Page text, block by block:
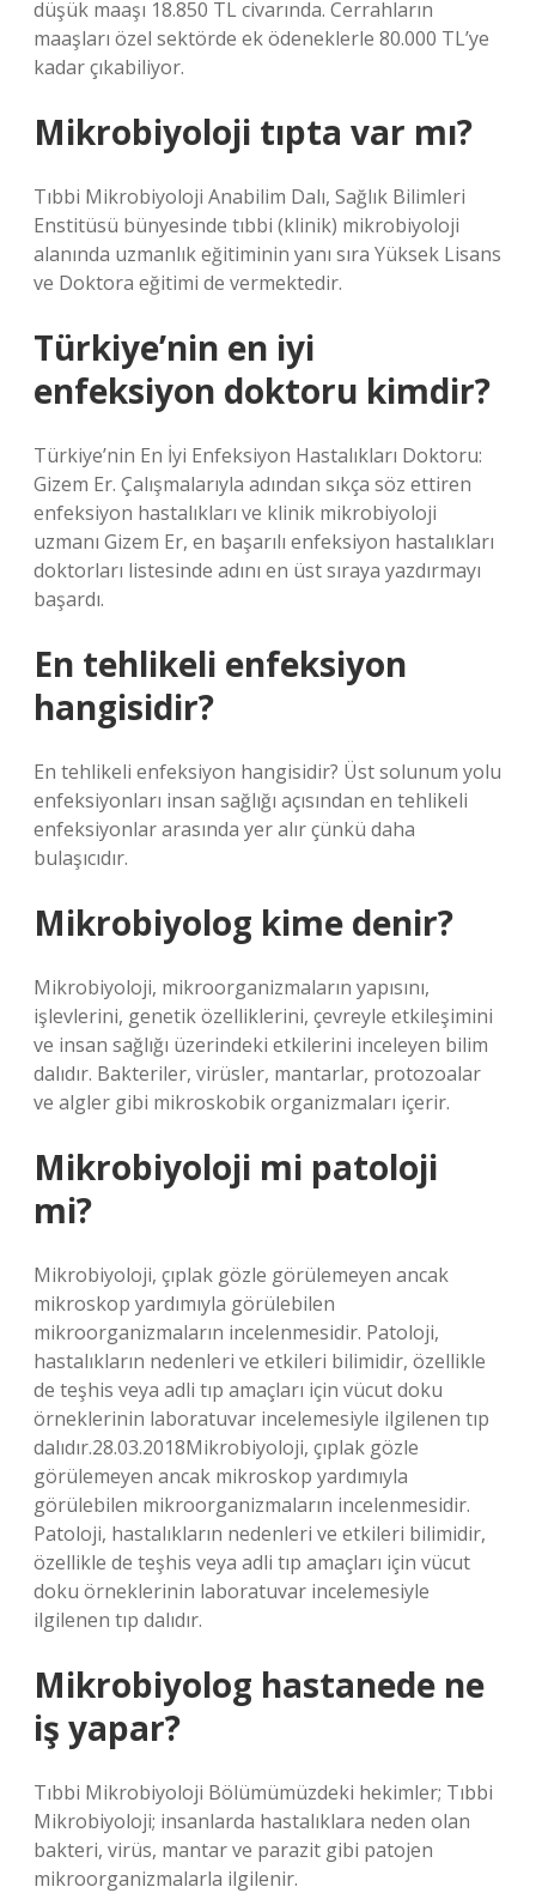
düşük maaşı 18.850 TL civarında. Cerrahların
maaşları özel sektörde ek ödeneklerle 80.000 TL’ye
kadar çıkabiliyor.
Mikrobiyoloji tıpta var mı?
Tıbbi Mikrobiyoloji Anabilim Dalı, Sağlık Bilimleri
Enstitüsü bünyesinde tıbbi (klinik) mikrobiyoloji
alanında uzmanlık eğitiminin yanı sıra Yüksek Lisans
ve Doktora eğitimi de vermektedir.
Türkiye’nin en iyi
enfeksiyon doktoru kimdir?
Türkiye’nin En İyi Enfeksiyon Hastalıkları Doktoru:
Gizem Er. Çalışmalarıyla adından sıkça söz ettiren
enfeksiyon hastalıkları ve klinik mikrobiyoloji
uzmanı Gizem Er, en başarılı enfeksiyon hastalıkları
doktorları listesinde adını en üst sıraya yazdırmayı
başardı.
En tehlikeli enfeksiyon
hangisidir?
En tehlikeli enfeksiyon hangisidir? Üst solunum yolu
enfeksiyonları insan sağlığı açısından en tehlikeli
enfeksiyonlar arasında yer alır çünkü daha
bulaşıcıdır.
Mikrobiyolog kime denir?
Mikrobiyoloji, mikroorganizmaların yapısını,
işlevlerini, genetik özelliklerini, çevreyle etkileşimini
ve insan sağlığı üzerindeki etkilerini inceleyen bilim
dalıdır. Bakteriler, virüsler, mantarlar, protozoalar
ve algler gibi mikroskobik organizmaları içerir.
Mikrobiyoloji mi patoloji
mi?
Mikrobiyoloji, çıplak gözle görülemeyen ancak
mikroskop yardımıyla görülebilen
mikroorganizmaların incelenmesidir. Patoloji,
hastalıkların nedenleri ve etkileri bilimidir, özellikle
de teşhis veya adli tıp amaçları için vücut doku
örneklerinin laboratuvar incelemesiyle ilgilenen tıp
dalıdır.28.03.2018Mikrobiyoloji, çıplak gözle
görülemeyen ancak mikroskop yardımıyla
görülebilen mikroorganizmaların incelenmesidir.
Patoloji, hastalıkların nedenleri ve etkileri bilimidir,
özellikle de teşhis veya adli tıp amaçları için vücut
doku örneklerinin laboratuvar incelemesiyle
ilgilenen tıp dalıdır.
Mikrobiyolog hastanede ne
iş yapar?
Tıbbi Mikrobiyoloji Bölümümüzdeki hekimler; Tıbbi
Mikrobiyoloji; insanlarda hastalıklara neden olan
bakteri, virüs, mantar ve parazit gibi patojen
mikroorganizmalarla ilgilenir.